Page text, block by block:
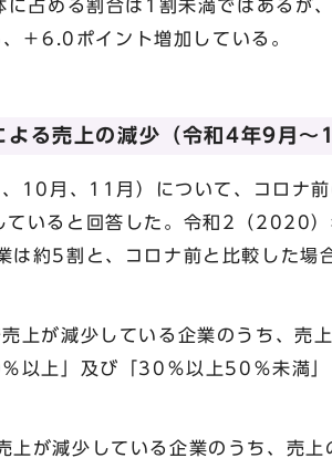
占める割合は1割未満ではあるが
＋6.0ポイント増加している。
る売上の減少（令和4年9月～
10月、11月）について、コロナ
ていると回答した。令和2（2020
は約5割と、コロナ前と比較した場
上が減少している企業のうち、売
以上」及び「30％以上50％未満
が減少している企業のうち、売